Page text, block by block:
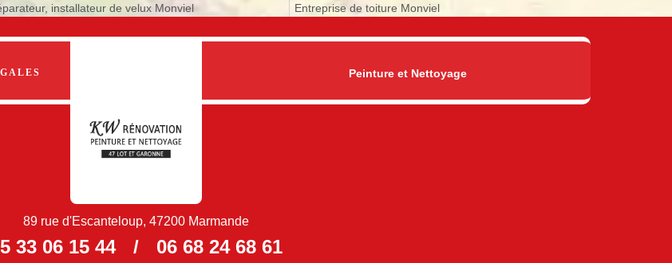
installateur de velux Monviel
Entreprise de toiture Monviel
Peinture et Nettoyage
89 rue d'Escanteloup, 47200 Marmande
33 06 15 44 / 06 68 24 68 61